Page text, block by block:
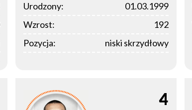
Urodzony:
01.03.1999
Wzrost:
192
Pozycja:
niski skrzydłowy
4